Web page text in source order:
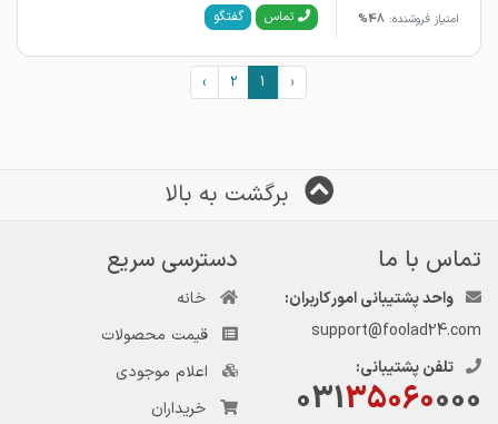
امتیاز فروشنده: 48% تماس گفتگو
‹
1
2
›
برگشت به بالا
تماس با ما
واحد پشتیبانی امور کاربران:
support@foolad24.com
تلفن پشتیبانی:
03135060000
دسترسی سریع
خانه
قیمت محصولات
اعلام موجودی
خریداران